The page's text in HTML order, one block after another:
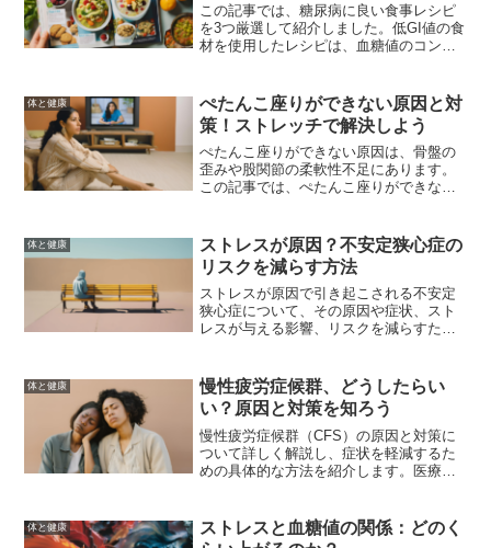
この記事では、糖尿病に良い食事レシピ
を3つ厳選して紹介しました。低GI値の食
材を使用したレシピは、血糖値のコント
糖尿病の管理に役立ててください。
体と健康
ぺたんこ座りができない原因と対
策！ストレッチで解決しよう
ぺたんこ座りができない原因は、骨盤の
歪みや股関節の柔軟性不足にあります。
この記事では、ぺたんこ座りができない
取り入れ、健康的な体を手に入れましょ
う。
体と健康
ストレスが原因？不安定狭心症の
リスクを減らす方法
ストレスが原因で引き起こされる不安定
狭心症について、その原因や症状、スト
レスが与える影響、リスクを減らすため
クを大幅に減らすことができます。
体と健康
慢性疲労症候群、どうしたらい
い？原因と対策を知ろう
慢性疲労症候群（CFS）の原因と対策に
ついて詳しく解説し、症状を軽減するた
めの具体的な方法を紹介します。医療機
向上させるためのヒントを提供します。
体と健康
ストレスと血糖値の関係：どのく